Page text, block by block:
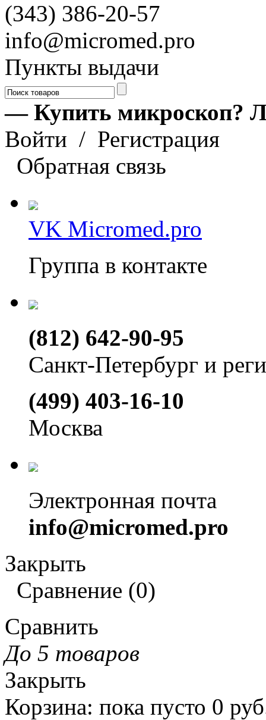
(343) 386-20-57
info@micromed.pro
Пункты выдачи
— Купить микроскоп?
Войти / Регистрация
Обратная связь
VK Micromed.pro
Группа в контакте
(812) 642-90-95
Санкт-Петербург и
(499) 403-16-10
Москва
Электронная почта
info@micromed.pro
Закрыть
Сравнение (0)
Сравнить
До 5 товаров
Закрыть
Корзина: пока пусто 0